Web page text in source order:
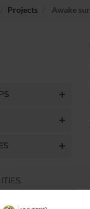
Projects Awake